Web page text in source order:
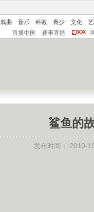
戏曲 音乐 科教 青少 文化
直播中国 赛事直播
鲨鱼的
发布时间： 2010-